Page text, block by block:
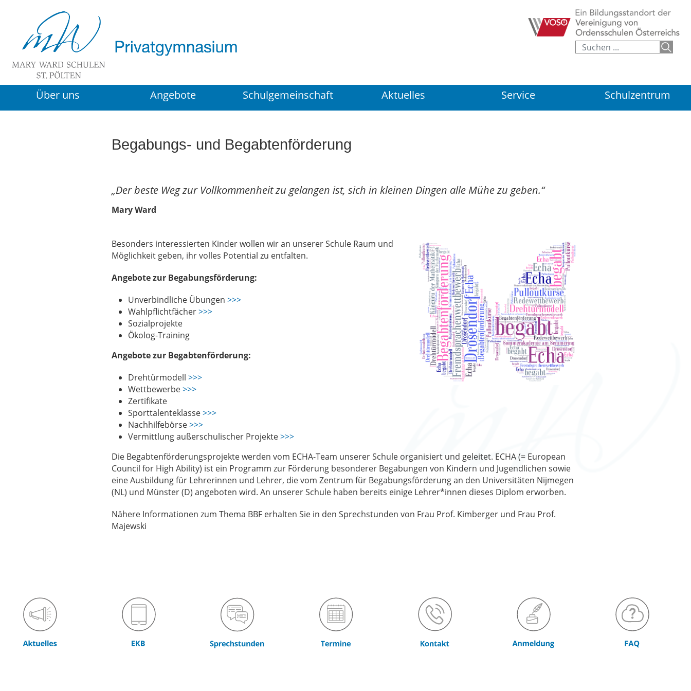
Über uns Angebote Schulgemeinschaft Aktuelles Service Schulzentrum
Begabungs- und Begabtenförderung
„Der beste Weg zur Vollkommenheit zu gelangen ist, sich in kleinen Dingen alle Mühe zu geben.“
Mary Ward
Besonders interessierten Kinder wollen wir an unserer Schule Raum und
Möglichkeit geben, ihr volles Potential zu entfalten.
Angebote zur Begabungsförderung:
Unverbindliche Übungen >>>
Wahlpflichtfächer>>>
Sozialprojekte
Ökolog-Training
Angebote zur Begabtenförderung:
Drehtürmodell >>>
Wettbewerbe>>>
Zertifikate
Sporttalenteklasse>>>
Nachhilfebörse>>>
Vermittlung außerschulischer Projekte>>>
Die Begabtenförderungsprojekte werden vom ECHA-Team unserer Schule organisiert und geleitet. ECHA (= European
Council for High Ability) ist ein Programm zur Förderung besonderer Begabungen von Kindern und Jugendlichen sowie
eine Ausbildung für Lehrerinnen und Lehrer, die vom Zentrum für Begabungsförderung an den Universitäten Nijmegen
(NL) und Münster (D) angeboten wird. An unserer Schule haben bereits einige Lehrer*innen dieses Diplom erworben.
Nähere Informationen zum Thema BBF erhalten Sie in den Sprechstunden von Frau Prof. Kimberger und Frau Prof.
Majewski